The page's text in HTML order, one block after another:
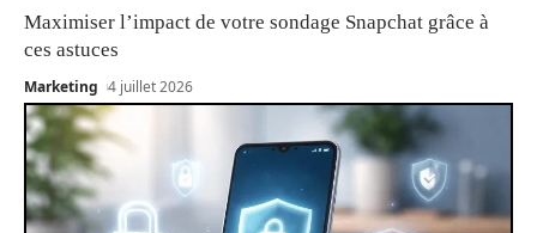
Maximiser l’impact de votre sondage Snapchat grâce à
ces astuces
Marketing 4 juillet 2026